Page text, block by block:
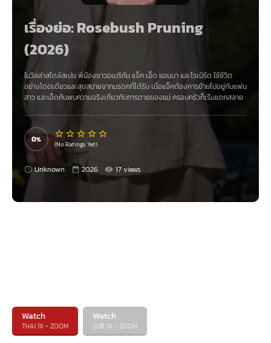
เรื่องย่อ: Rosebush Pruning
(2026)
ในวิลล่าสไตล์สเปน พี่น้องชาวอเมริกัน แจ็ค เอ็ด แอนนา และโรเบิร์ต ใช้ชีวิต
อย่างโดดเดี่ยวและสุขสบายจากมรดกที่ได้รับ เมื่อแจ็คต้องการย้ายไปอยู่กับแฟน
สาว และเอ็ดค้นพบความจริงเกี่ยวกับการตายของแม่ ครอบครัวก็เริ่มแตกสลาย
0 (No Ratings Yet)
Unknown 2026 17 views
Watch
THAI 1X - ZOOM
Watch
SUB 1X - ZOOM